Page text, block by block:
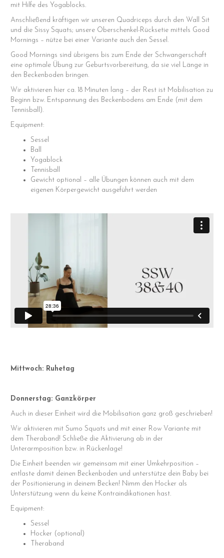
mit Hilfe des Yogablocks.
Anschließend kräftigen wir unseren Quadriceps durch den Wall Sit
und die Sissy Squats; unsere Oberschenkel-Rücksetie mittels Good
Mornings – nütze bei einer Variante auch den Sessel.
Good Mornings sind übrigens bis zum Ende der Schwangerschaft
eine optimale Übung zur Geburtsvorbereitung, da sie viel Länge in
den Beckenboden bringen.
Wir aktivieren hier ca. 18 Minuten lang – der Rest ist Mobilisation zu
Beginn bzw. Entspannung des Beckenbodens am Ende (mit dem
Tennisball).
Equipment:
Sessel
Ball
Yogablock
Tennisball
Gewicht optional – alle Übungen können auch mit dem
eigenen Körpergewicht ausgeführt werden
Mittwoch: Ruhetag
Donnerstag: Ganzkörper
Auch in dieser Einheit wird die Mobilisation ganz groß geschrieben!
Wir aktivieren mit Sumo Squats und mit einer Row Variante mit
dem Theraband! Schließe die Aktivierung ab in der
Unterarmposition bzw. in Rückenlage!
Die Einheit beenden wir gemeinsam mit einer Umkehrposition –
entlaste damit deinen Beckenboden und unterstütze dein Baby bei
der Positionierung in deinem Becken! Nimm den Hocker als
Unterstützung wenn du keine Kontraindikationen hast.
Equipment:
Sessel
Hocker (optional)
Theraband